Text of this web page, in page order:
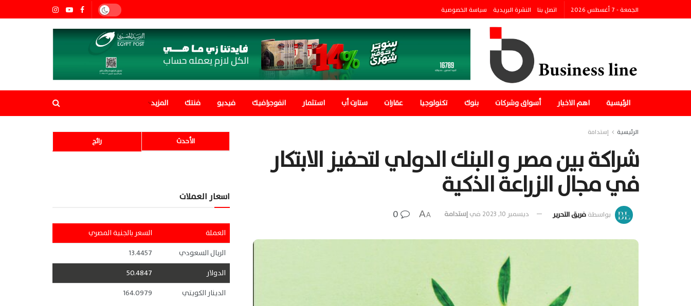
الجمعة - 7 أغسطس 2026 اتصل بنا النشرة البريدية سياسة الخصوصية
الرئيسية اهم الاخبار أسواق وشركات بنوك تكنولوجيا عقارات ستارت أب استثمار انفوجرافيك فيديو فنتك المزيد
الرئيسية إستدامة
شراكة بين مصر و البنك الدولي لتحفيز الابتكار
في مجال الزراعة الذكية
بواسطةفريق التحرير ديسمبر 10, 2023 فيإستدامة A
A
رائج الأحدث
اسعار العملات
العملة
السعر بالجنية المصري
الريال السعودي
13.4457
الدولار
50.4847
الدينار الكويتي
164.0979